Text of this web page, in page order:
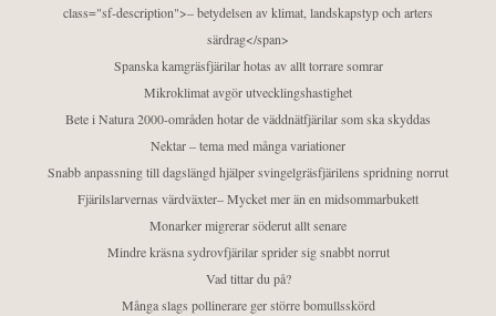
class="sf-description">– betydelsen av klimat, landskapstyp och arters
särdrag</span>
Spanska kamgräsfjärilar hotas av allt torrare somrar
Mikroklimat avgör utvecklingshastighet
Bete i Natura 2000-områden hotar de väddnätfjärilar som ska skyddas
Nektar – tema med många variationer
Snabb anpassning till dagslängd hjälper svingelgräsfjärilens spridning norrut
Fjärilslarvernas värdväxter– Mycket mer än en midsommarbukett
Monarker migrerar söderut allt senare
Mindre kräsna sydrovfjärilar sprider sig snabbt norrut
Vad tittar du på?
Många slags pollinerare ger större bomullsskörd